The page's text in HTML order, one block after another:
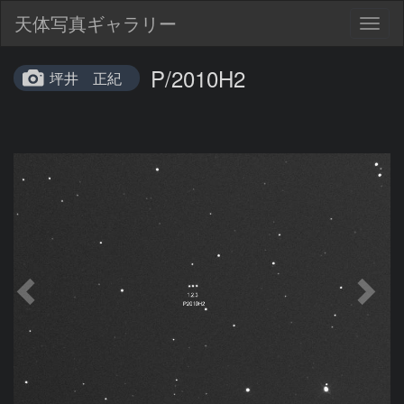
天体写真ギャラリー
坪井 正紀 P/2010H2